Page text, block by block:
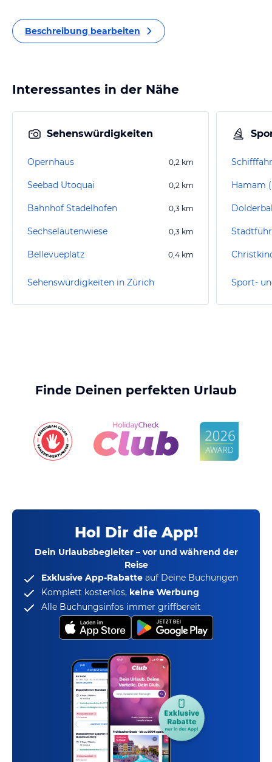
Beschreibung bearbeiten
Interessantes in der Nähe
Sehenswürdigkeiten
Opernhaus 0,2 km
Seebad Utoquai 0,2 km
Bahnhof Stadelhofen 0,3 km
Sechseläutenwiese 0,3 km
Bellevueplatz 0,4 km
Sehenswürdigkeiten in Zürich Sport-
Finde Deinen perfekten Urlaub
Hol Dir die App!
Dein Urlaubsbegleiter – vor und während der
Reise
Exklusive App-Rabatte auf Deine Buchungen
Komplett kostenlos, keine Werbung
Alle Buchungsinfos immer griffbereit